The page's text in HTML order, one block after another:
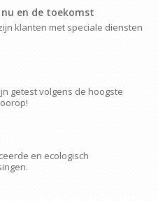
en de toekomst
klanten met speciale diensten
getest volgens de hoogste
en ecologisch